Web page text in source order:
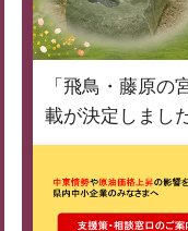
「飛鳥・藤原
載が決定しまし